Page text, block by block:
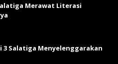
Merawat Literasi
3 Salatiga Menyelenggarakan